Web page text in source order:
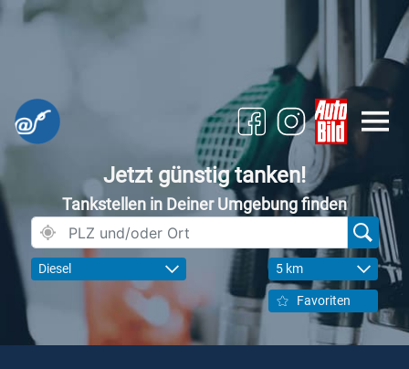
Jetzt günstig tanken!
Tankstellen in Deiner Umgebung finden
Diesel 5 km
Favoriten